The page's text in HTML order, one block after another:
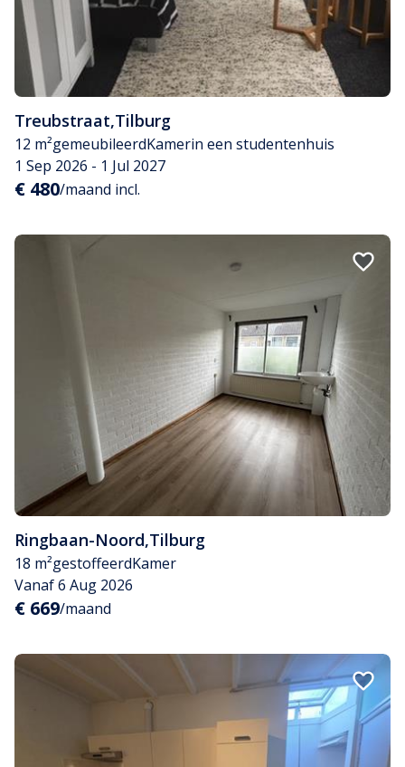
Treubstraat,Tilburg
12 m²gemeubileerdKamerin een studentenhuis
1 Sep 2026 - 1 Jul 2027
€ 480/maand incl.
Ringbaan-Noord,Tilburg
18 m²gestoffeerdKamer
Vanaf 6 Aug 2026
€ 669/maand